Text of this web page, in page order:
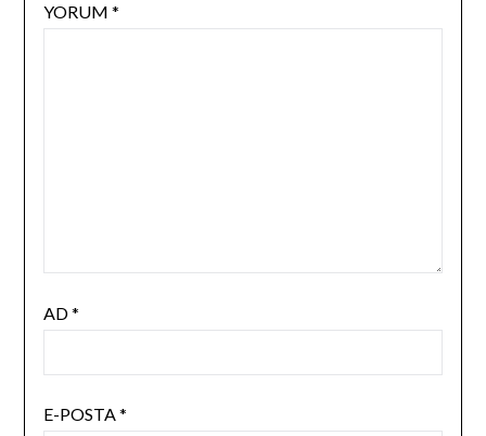
YORUM *
AD*
E-POSTA*